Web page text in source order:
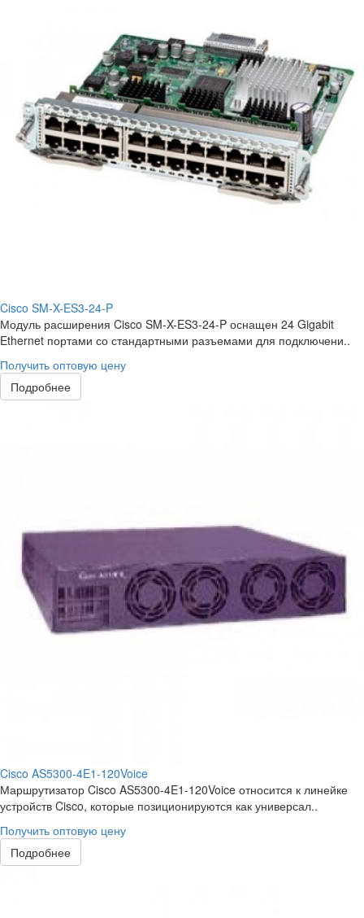
Cisco SM-X-ES3-24-P
Модуль расширения Cisco SM-X-ES3-24-P оснащен 24 Gigabit
Ethernet портами со стандартными разъемами для подключени..
Получить оптовую цену
Подробнее
Cisco AS5300-4E1-120Voice
Маршрутизатор Cisco AS5300-4E1-120Voice относится к линейке
устройств Cisco, которые позиционируются как универсал..
Получить оптовую цену
Подробнее